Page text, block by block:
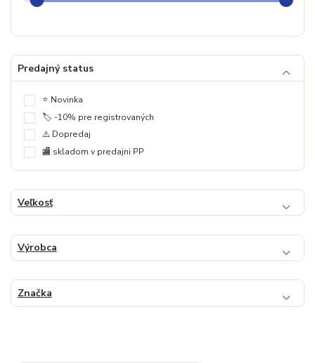
Predajný status
⭐️ Novinka
🏷️ -10% pre registrovaných
⚠️ Dopredaj
🏬 skladom v predajni PP
Veľkosť
Výrobca
Značka